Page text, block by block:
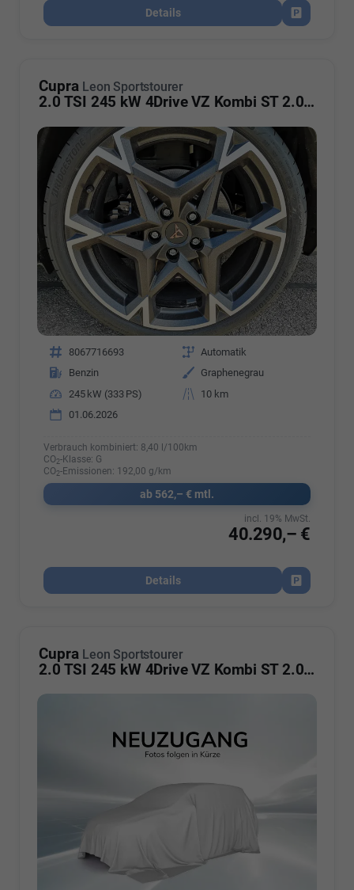
Details
Fahrzeug
Cupra Leon Sportstourer
2.0 TSI 245 kW 4Drive VZ Kombi ST 2.0TSI AHK Sound ACC Pano
Fahrzeugnr. 8067716693 Getriebe Automatik
Kraftstoff
Benzin Außenfarbe
Graphenegrau
Leistung
245 kW (333 PS) Kilometerstand
10 km
01.06.2026
Verbrauch kombiniert: 8,40 l/100km
CO2-Klasse: G
CO2-Emissionen: 192,00 g/km
ab 562,– € mtl.
40.290,– €
incl. 19% MwSt.
Details
Fahrzeug
Cupra Leon Sportstourer
2.0 TSI 245 kW 4Drive VZ Kombi ST 2.0TSI ABT AHK ACC